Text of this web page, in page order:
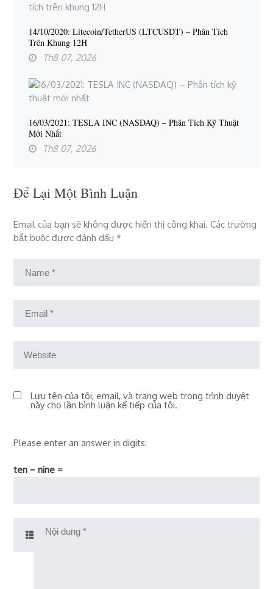
14/10/2020: Litecoin/TetherUS (LTCUSDT) – Phân Tích
Trên Khung 12H
Th8 07, 2026
16/03/2021: TESLA INC (NASDAQ) – Phân Tích Kỹ Thuật
Mới Nhất
Th8 07, 2026
Để Lại Một Bình Luận
Email của bạn sẽ không được hiển thị công khai. Các trường
bắt buộc được đánh dấu*
Lưu tên của tôi, email, và trang web trong trình duyệt
này cho lần bình luận kế tiếp của tôi.
Please enter an answer in digits:
ten − nine =